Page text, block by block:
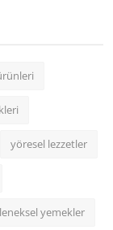
yöresel lezzetler
yemekler